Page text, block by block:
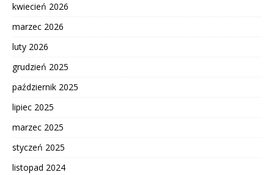
kwiecień 2026
marzec 2026
luty 2026
grudzień 2025
październik 2025
lipiec 2025
marzec 2025
styczeń 2025
listopad 2024